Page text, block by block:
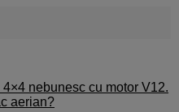
nebunesc cu motor V12.
aerian?